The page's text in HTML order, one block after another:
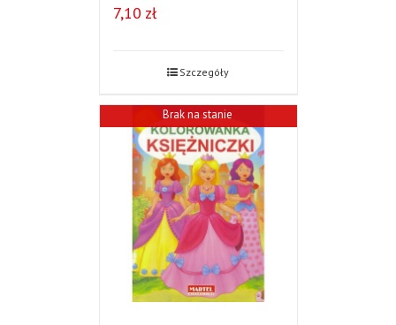
7,10 zł
Szczegóły
Brak na stanie